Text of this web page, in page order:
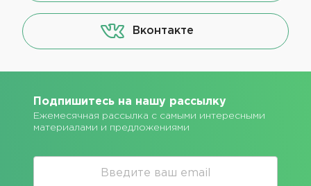
Вконтакте
Подпишитесь на нашу рассылку
Ежемесячная рассылка с самыми интересными
материалами и предложениями